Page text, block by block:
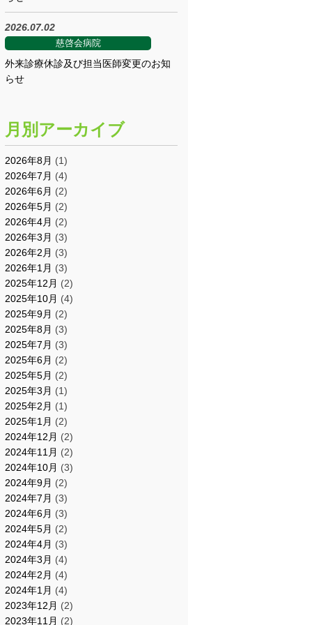
2026.07.02
慈啓会病院
外来診療休診及び担当医師変更のお知
らせ
月別アーカイブ
2026年8月 (1)
2026年7月 (4)
2026年6月 (2)
2026年5月 (2)
2026年4月 (2)
2026年3月 (3)
2026年2月 (3)
2026年1月 (3)
2025年12月 (2)
2025年10月 (4)
2025年9月 (2)
2025年8月 (3)
2025年7月 (3)
2025年6月 (2)
2025年5月 (2)
2025年3月 (1)
2025年2月 (1)
2025年1月 (2)
2024年12月 (2)
2024年11月 (2)
2024年10月 (3)
2024年9月 (2)
2024年7月 (3)
2024年6月 (3)
2024年5月 (2)
2024年4月 (3)
2024年3月 (4)
2024年2月 (4)
2024年1月 (4)
2023年12月 (2)
2023年11月 (2)